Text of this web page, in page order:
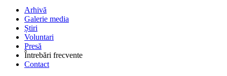
Arhivă
Galerie media
Știri
Voluntari
Presă
Întrebări frecvente
Contact